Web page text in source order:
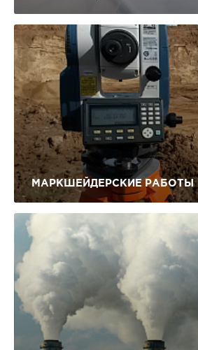
МАРКШЕЙДЕРСКИЕ РАБОТЫ